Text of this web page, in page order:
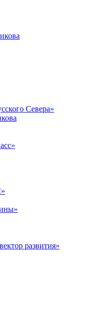
Севера»
развития»